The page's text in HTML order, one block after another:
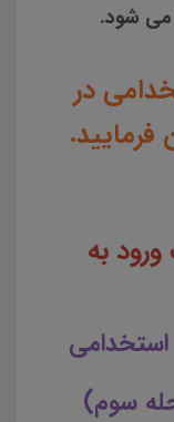
می شود.
در
به
سوم)